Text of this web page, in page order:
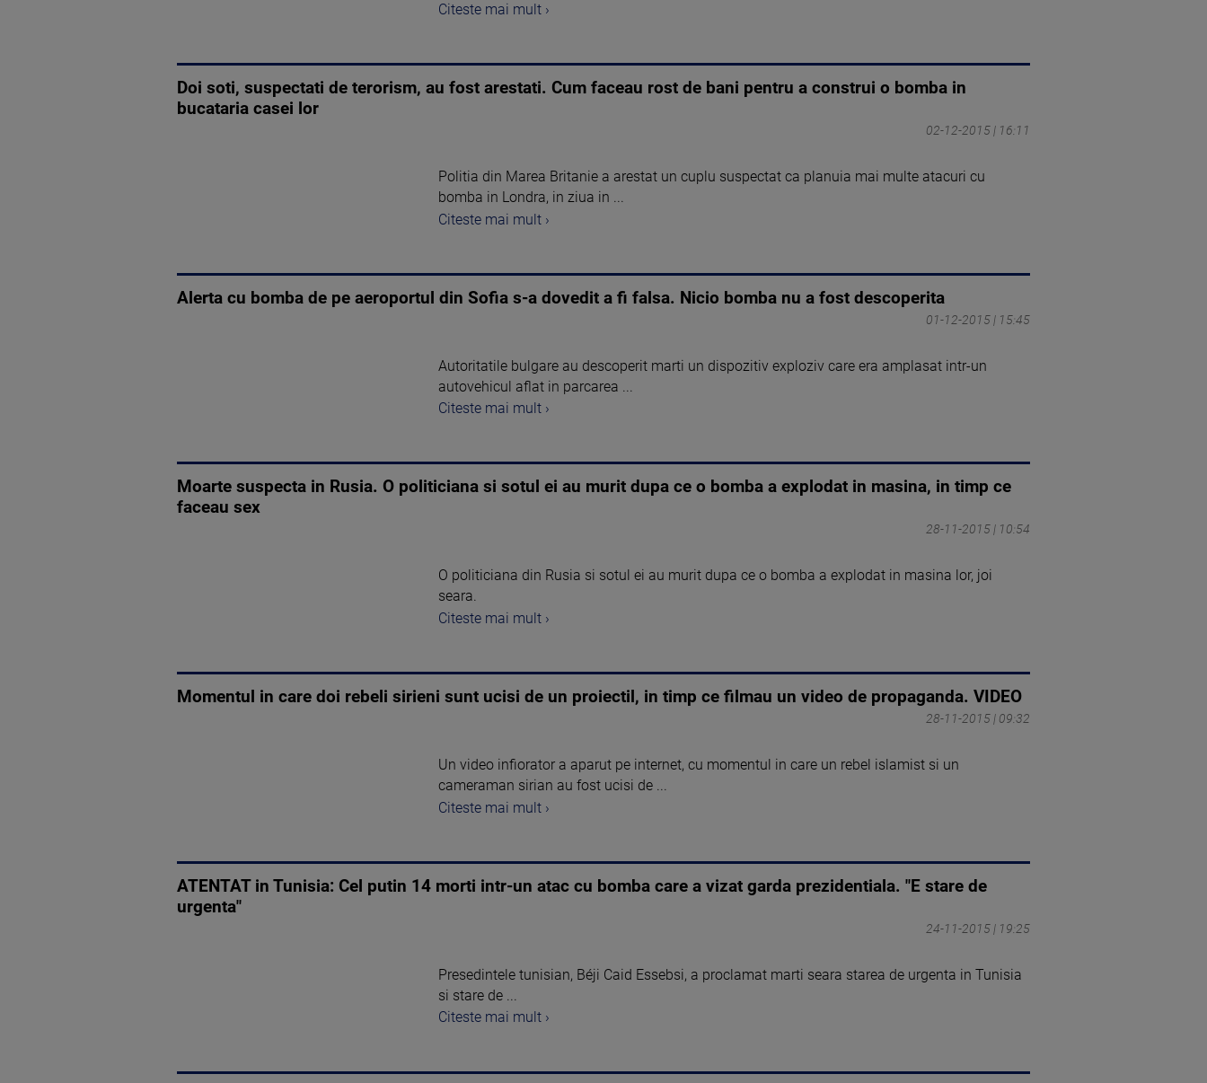
Citeste mai mult ›
Doi soti, suspectati de terorism, au fost arestati. Cum faceau rost de bani pentru a construi o bomba in
bucataria casei lor
02-12-2015 | 16:11
Politia din Marea Britanie a arestat un cuplu suspectat ca planuia mai multe atacuri cu
bomba in Londra, in ziua in ...
Citeste mai mult ›
Alerta cu bomba de pe aeroportul din Sofia s-a dovedit a fi falsa. Nicio bomba nu a fost descoperita
01-12-2015 | 15:45
Autoritatile bulgare au descoperit marti un dispozitiv exploziv care era amplasat intr-un
autovehicul aflat in parcarea ...
Citeste mai mult ›
Moarte suspecta in Rusia. O politiciana si sotul ei au murit dupa ce o bomba a explodat in masina, in timp ce
faceau sex
28-11-2015 | 10:54
O politiciana din Rusia si sotul ei au murit dupa ce o bomba a explodat in masina lor, joi
seara.
Citeste mai mult ›
Momentul in care doi rebeli sirieni sunt ucisi de un proiectil, in timp ce filmau un video de propaganda. VIDEO
28-11-2015 | 09:32
Un video infiorator a aparut pe internet, cu momentul in care un rebel islamist si un
cameraman sirian au fost ucisi de ...
Citeste mai mult ›
ATENTAT in Tunisia: Cel putin 14 morti intr-un atac cu bomba care a vizat garda prezidentiala. "E stare de
urgenta"
24-11-2015 | 19:25
Presedintele tunisian, Béji Caid Essebsi, a proclamat marti seara starea de urgenta in Tunisia
si stare de ...
Citeste mai mult ›